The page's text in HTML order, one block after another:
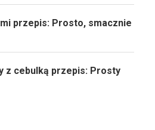
przepis: Prosto, smacznie
z cebulką przepis: Prosty